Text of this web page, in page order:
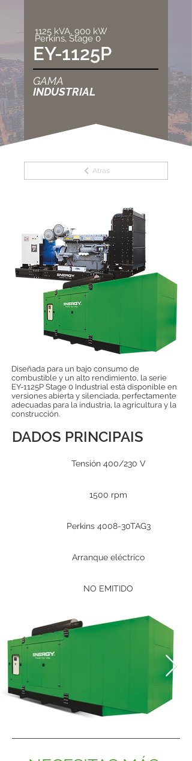
1125 kVA, 900 kW
Perkins, Stage 0
EY-1125P
GAMA
INDUSTRIAL
Atrás
Diseñada para un bajo consumo de
combustible y un alto rendimiento, la serie
EY-1125P Stage 0 Industrial está disponible en
versiones abierta y silenciada, perfectamente
adecuadas para la industria, la agricultura y la
construcción.
DADOS PRINCIPAIS
Tensión 400/230 V
1500 rpm
Perkins 4008-30TAG3
Arranque eléctrico
NO EMITIDO